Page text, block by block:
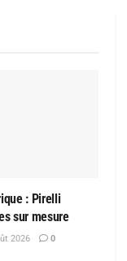
: Pirelli
sur mesure
2026 0